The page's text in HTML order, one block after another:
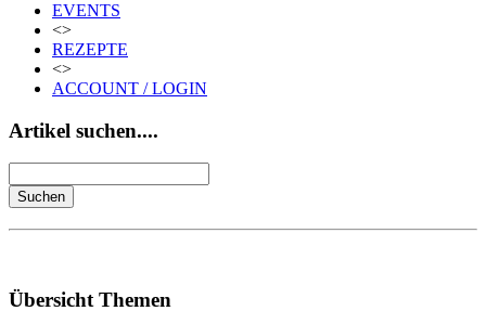
EVENTS
<>
REZEPTE
<>
ACCOUNT / LOGIN
Artikel suchen....
Übersicht Themen